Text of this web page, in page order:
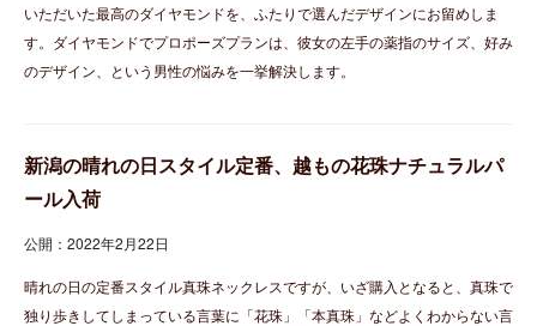
いただいた最高のダイヤモンドを、ふたりで選んだデザインにお留めしま
す。ダイヤモンドでプロポーズプランは、彼女の左手の薬指のサイズ、好み
のデザイン、という男性の悩みを一挙解決します。
新潟の晴れの日スタイル定番、越もの花珠ナチュラルパ
ール入荷
公開：2022年2月22日
晴れの日の定番スタイル真珠ネックレスですが、いざ購入となると、真珠で
独り歩きしてしまっている言葉に「花珠」「本真珠」などよくわからない言